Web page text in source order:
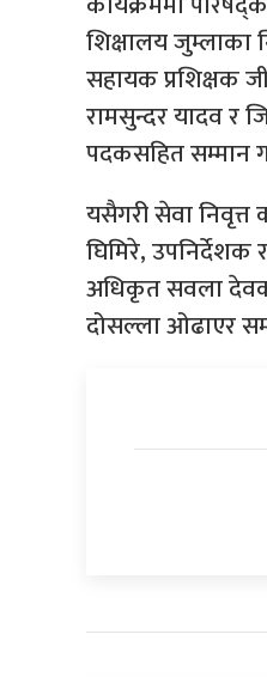
शिक्षालय जुम्लाका
सहायक प्रशिक्षक
रामसुन्दर यादव र
पदकसहित सम्मान
यसैगरी सेवा निवृत्त
घिमिरे, उपनिर्देशक
अधिकृत सवला
दोसल्ला ओढाएर